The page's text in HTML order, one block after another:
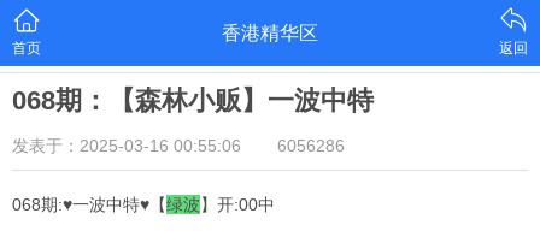
首页
香港精华区
返回
068期：【森林小贩】一波中特
发表于：2025-03-16 00:55:06 6056286
068期:♥一波中特♥【绿波】开:00中